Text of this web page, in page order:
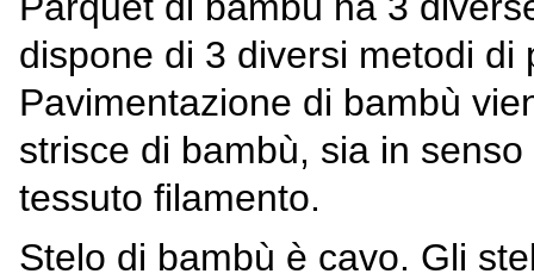
dispone di 3 diversi metodi di
Pavimentazione di bambù
strisce di bambù, sia in
tessuto filamento.
Stelo di bambù è cavo. Gli